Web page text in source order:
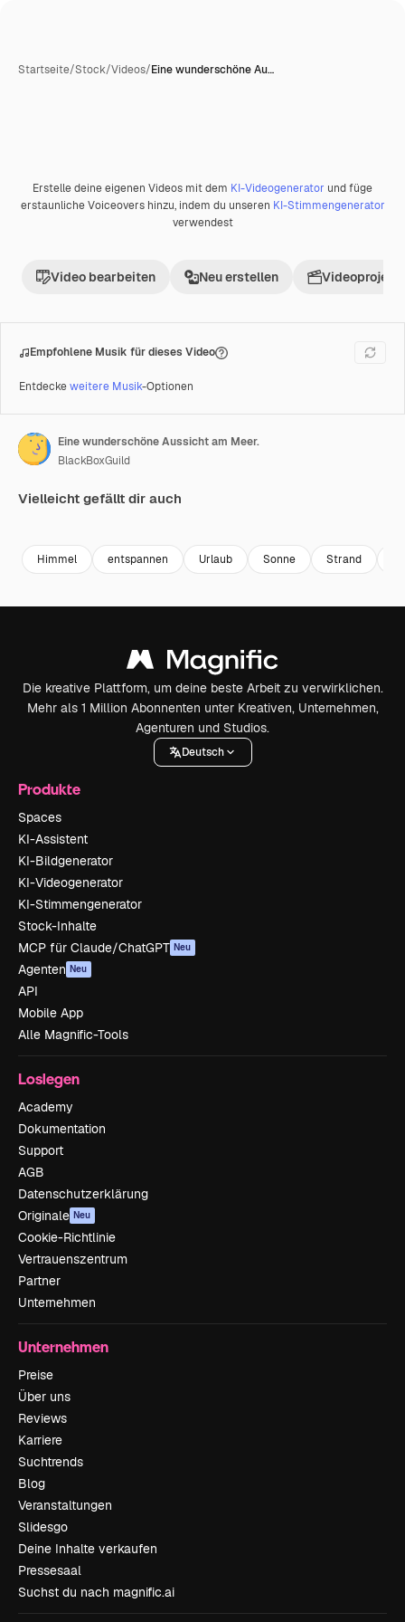
Startseite/Stock/Videos/Eine wunderschöne Au…
Premium
Erstelle deine eigenen Videos mit dem KI-Videogenerator und füge
erstaunliche Voiceovers hinzu, indem du unseren KI-Stimmengenerator
verwendest
Video bearbeiten Neu erstellen Videoprojekt
Empfohlene Musik für dieses Video
Entdeckeweitere Musik-Optionen
Eine wunderschöne Aussicht am Meer.
BlackBoxGuild
Vielleicht gefällt dir auch
Himmel entspannen Urlaub Sonne Strand
Die kreative Plattform, um deine beste Arbeit zu verwirklichen.
Mehr als 1 Million Abonnenten unter Kreativen, Unternehmen,
Agenturen und Studios.
Deutsch
Produkte
Spaces
KI-Assistent
KI-Bildgenerator
KI-Videogenerator
KI-Stimmengenerator
Stock-Inhalte
MCP für Claude/ChatGPT Neu
Agenten Neu
API
Mobile App
Alle Magnific-Tools
Loslegen
Academy
Dokumentation
Support
AGB
Datenschutzerklärung
Originale Neu
Cookie-Richtlinie
Vertrauenszentrum
Partner
Unternehmen
Unternehmen
Preise
Über uns
Reviews
Karriere
Suchtrends
Blog
Veranstaltungen
Slidesgo
Deine Inhalte verkaufen
Pressesaal
Suchst du nach magnific.ai